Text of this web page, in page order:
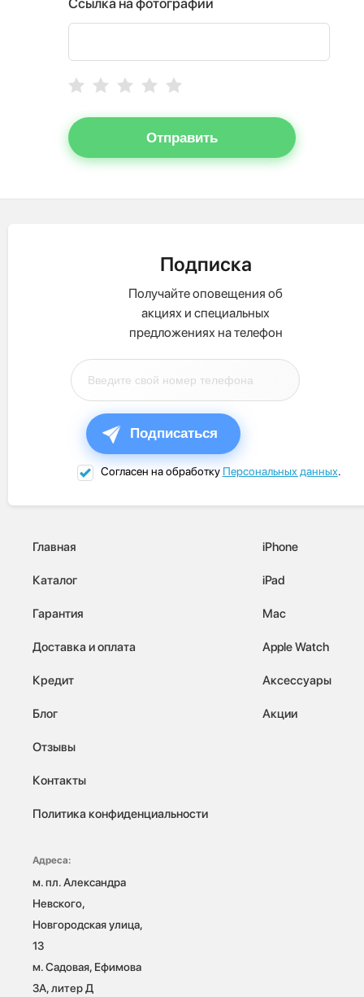
Отправить
Подписка
Получайте оповещения об
акциях и специальных
предложениях на телефон
Подписаться
Согласен на обработку Персональных данных.
Главная
Каталог
Гарантия
Доставка и оплата
Кредит
Блог
Отзывы
Контакты
Политика конфиденциальности
iPhone
iPad
Mac
Apple Watch
Аксессуары
Акции
Адреса:
м. пл. Александра
Невского,
Новгородская улица,
13
м. Садовая, Ефимова
3А, литер Д